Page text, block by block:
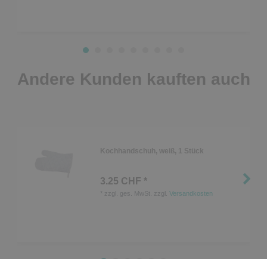
Andere Kunden kauften auch
Kochhandschuh, weiß, 1 Stück
3.25 CHF *
zzgl. ges. MwSt. zzgl.Versandkosten